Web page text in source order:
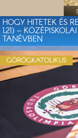
HOGY HITETEK ÉS
1,21) –
TANÉVBEN
GÖRÖGKATOLIKUS